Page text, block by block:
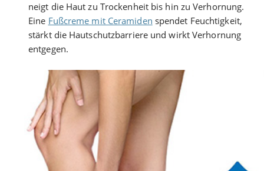
neigt die Haut zu Trockenheit bis hin zu Verhornung.
Eine Fußcreme mit Ceramiden spendet Feuchtigkeit,
stärkt die Hautschutzbarriere und wirkt Verhornung
entgegen.